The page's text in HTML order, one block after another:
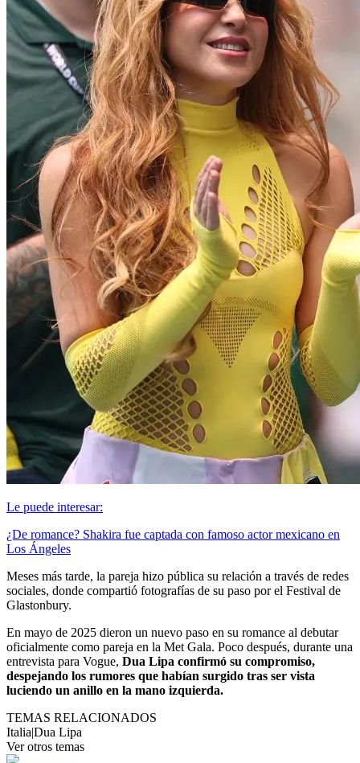
Le puede interesar:
¿De romance? Shakira fue captada con famoso actor mexicano en
Los Ángeles
Meses más tarde, la pareja hizo pública su relación a través de redes
sociales, donde compartió fotografías de su paso por el Festival de
Glastonbury.
En mayo de 2025 dieron un nuevo paso en su romance al debutar
oficialmente como pareja en la Met Gala. Poco después, durante una
entrevista para Vogue, Dua Lipa confirmó su compromiso,
despejando los rumores que habían surgido tras ser vista
luciendo un anillo en la mano izquierda.
TEMAS RELACIONADOS
Italia|Dua Lipa
Ver otros temas